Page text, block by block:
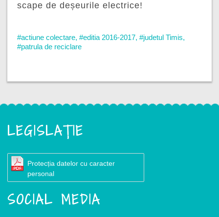
scape de deșeurile electrice!
#actiune colectare, #editia 2016-2017, #judetul Timis,
#patrula de reciclare
LEGISLAȚIE
Protecția datelor cu caracter
personal
SOCIAL MEDIA